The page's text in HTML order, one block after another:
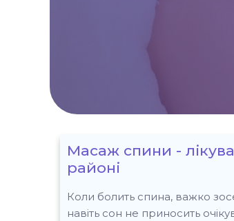
Масаж спини -
районі
Коли болить спина, важко
навіть сон не приносить